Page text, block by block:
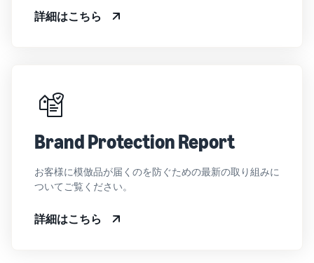
詳細はこちら
Brand Protection Report
お客様に模倣品が届くのを防ぐための最新の取り組みに
ついてご覧ください。
詳細はこちら